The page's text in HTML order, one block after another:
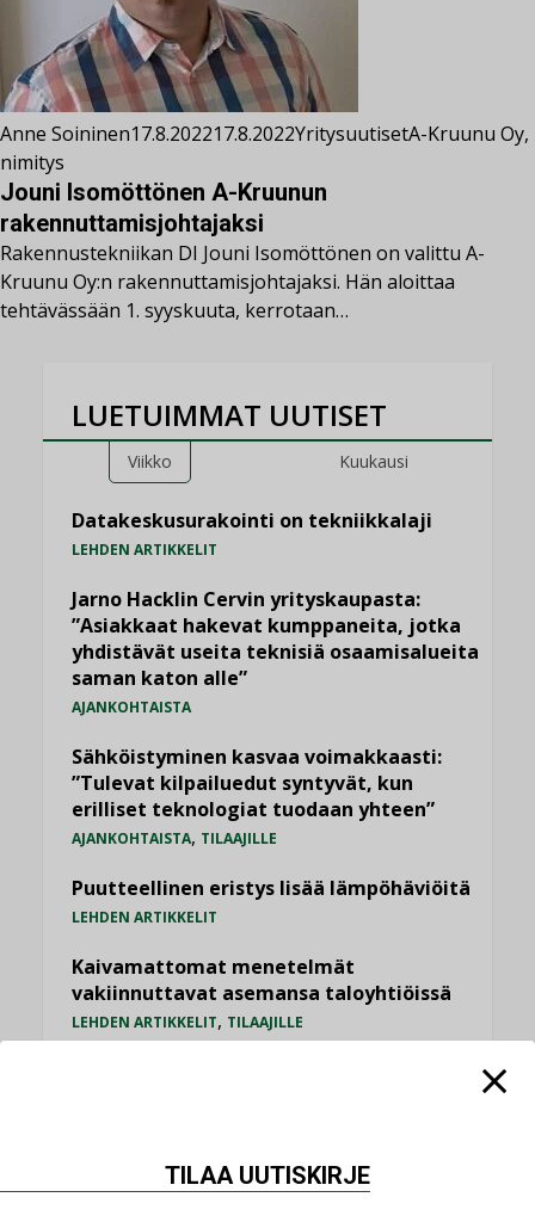
Anne Soininen17.8.202217.8.2022YritysuutisetA-Kruunu Oy,
nimitys
Jouni Isomöttönen A-Kruunun
rakennuttamisjohtajaksi
Rakennustekniikan DI Jouni Isomöttönen on valittu A-
Kruunu Oy:n rakennuttamisjohtajaksi. Hän aloittaa
tehtävässään 1. syyskuuta, kerrotaan…
LUETUIMMAT UUTISET
Viikko Kuukausi
Datakeskusurakointi on tekniikkalaji
LEHDEN ARTIKKELIT
Jarno Hacklin Cervin yrityskaupasta:
”Asiakkaat hakevat kumppaneita, jotka
yhdistävät useita teknisiä osaamisalueita
saman katon alle”
AJANKOHTAISTA
Sähköistyminen kasvaa voimakkaasti:
”Tulevat kilpailuedut syntyvät, kun
erilliset teknologiat tuodaan yhteen”
AJANKOHTAISTA, TILAAJILLE
Puutteellinen eristys lisää lämpöhäviöitä
LEHDEN ARTIKKELIT
Kaivamattomat menetelmät
vakiinnuttavat asemansa taloyhtiöissä
LEHDEN ARTIKKELIT, TILAAJILLE
TILAA UUTISKIRJE